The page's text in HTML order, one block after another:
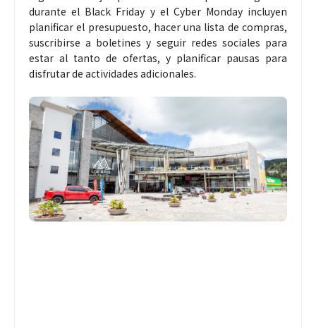
durante el Black Friday y el Cyber Monday incluyen
planificar el presupuesto, hacer una lista de compras,
suscribirse a boletines y seguir redes sociales para
estar al tanto de ofertas, y planificar pausas para
disfrutar de actividades adicionales.